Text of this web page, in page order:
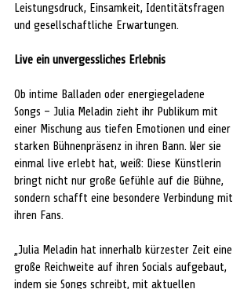
Leistungsdruck, Einsamkeit, Identitätsfragen
und gesellschaftliche Erwartungen.
Live ein unvergessliches Erlebnis
Ob intime Balladen oder energiegeladene
Songs – Julia Meladin zieht ihr Publikum mit
einer Mischung aus tiefen Emotionen und einer
starken Bühnenpräsenz in ihren Bann. Wer sie
einmal live erlebt hat, weiß: Diese Künstlerin
bringt nicht nur große Gefühle auf die Bühne,
sondern schafft eine besondere Verbindung mit
ihren Fans.
„Julia Meladin hat innerhalb kürzester Zeit eine
große Reichweite auf ihren Socials aufgebaut,
indem sie Songs schreibt, mit aktuellen